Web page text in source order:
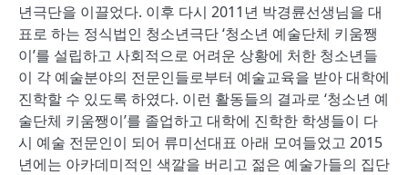
년극단을 이끌었다. 이후 다시 2011년 박경륜선생님을 대
표로 하는 정식법인 청소년극단 ‘청소년 예술단체 키움쨍
이’를 설립하고 사회적으로 어려운 상황에 처한 청소년들
이 각 예술분야의 전문인들로부터 예술교육을 받아 대학에
진학할 수 있도록 하였다. 이런 활동들의 결과로 ‘청소년 예
술단체 키움쨍이’를 졸업하고 대학에 진학한 학생들이 다
시 예술 전문인이 되어 류미선대표 아래 모여들었고 2015
년에는 아카데미적인 색깔을 버리고 젊은 예술가들의 집단